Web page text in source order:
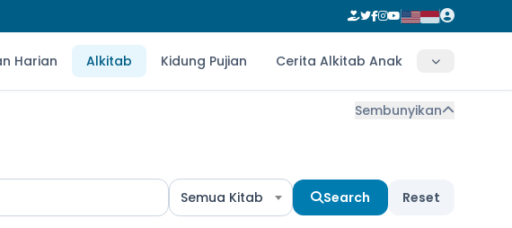
Harian Alkitab Kidung Pujian Cerita Alkitab Anak
Sembunyikan
Semua Kitab Search Reset